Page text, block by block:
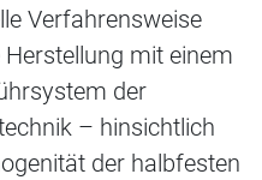
Verfahrensweise
mit einem
der
– hinsichtlich
der halbfesten